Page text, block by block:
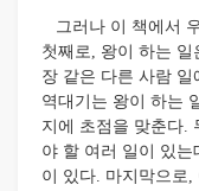
그러나 이 책에서
첫째로, 왕이 하는
장 같은 다른 사람
역대기는 왕이 하는
지에 초점을 맞춘다.
야 할 여러 일이 있는
이 있다. 마지막으로